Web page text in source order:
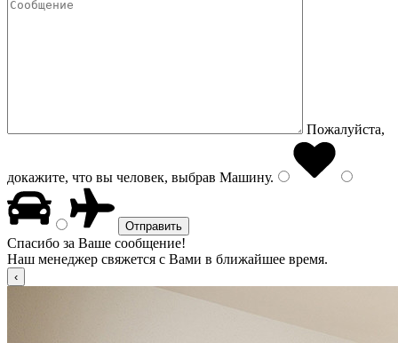
Пожалуйста,
докажите, что вы человек, выбрав Машину.
Спасибо за Ваше сообщение!
Наш менеджер свяжется с Вами в ближайшее время.